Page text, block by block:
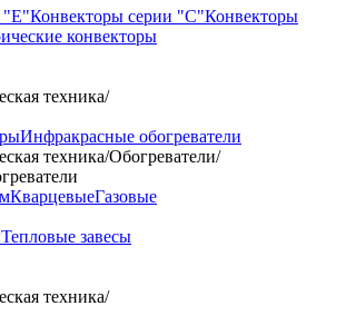
"Е"Конвекторы серии "С"Конвекторы
конвекторы
техника/
Инфракрасные обогреватели
техника/Обогреватели/
КварцевыеГазовые
Тепловые завесы
техника/